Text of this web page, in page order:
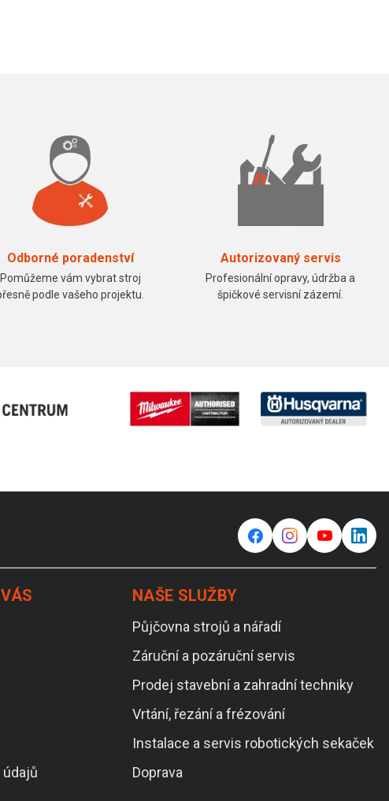
Odborné poradenství
Pomůžeme vám vybrat stroj
podle vašeho projektu.
Autorizovaný servis
Profesionální opravy, údržba a
špičkové servisní zázemí.
f ⌁ y in
NAŠE SLUŽBY
Půjčovna strojů a nářadí
Záruční a pozáruční servis
Prodej stavební a zahradní techniky
Vrtání, řezání a frézování
Instalace a servis robotických sekaček
Doprava